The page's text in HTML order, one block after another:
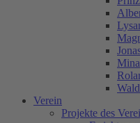
Mina
Verein
Projekte des